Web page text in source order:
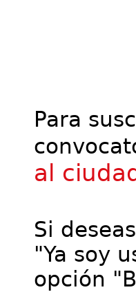
Para
al
Si
"Ya soy
opción